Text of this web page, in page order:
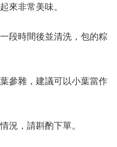
來非常美味。
段時間後並清洗，包的粽
參雜，建議可以小葉當作
況，請斟酌下單。